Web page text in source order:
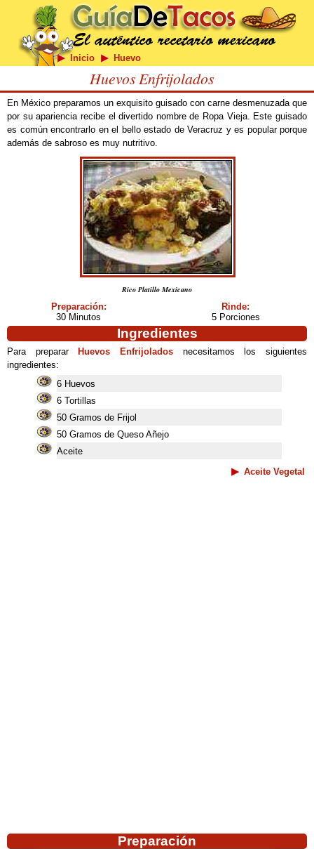
Inicio Huevo
Huevos Enfrijolados
En México preparamos un exquisito guisado con carne desmenuzada que
por su apariencia recibe el divertido nombre de Ropa Vieja. Este guisado
es común encontrarlo en el bello estado de Veracruz y es popular porque
además de sabroso es muy nutritivo.
Rico Platillo Mexicano
Preparación:
30 Minutos
Rinde:
5 Porciones
Ingredientes
Para preparar Huevos Enfrijolados necesitamos los siguientes
ingredientes:
6 Huevos
6 Tortillas
50 Gramos de Frijol
50 Gramos de Queso Añejo
Aceite
Aceite Vegetal
Preparación